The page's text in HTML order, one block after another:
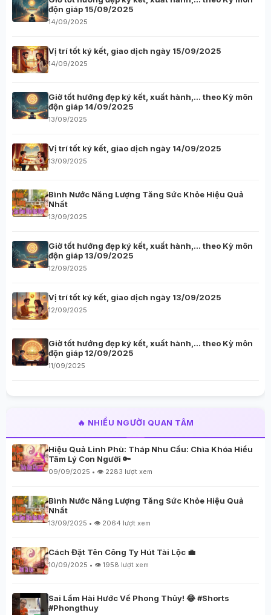
độn giáp 15/09/2025
14/09/2025
Vị trí tốt ký kết, giao dịch ngày 15/09/2025
14/09/2025
Giờ tốt hướng đẹp ký kết, xuất hành,… theo Kỳ môn
độn giáp 14/09/2025
13/09/2025
Vị trí tốt ký kết, giao dịch ngày 14/09/2025
13/09/2025
Bình Nước Năng Lượng Tăng Sức Khỏe Hiệu Quả
Nhất
13/09/2025
Giờ tốt hướng đẹp ký kết, xuất hành,… theo Kỳ môn
độn giáp 13/09/2025
12/09/2025
Vị trí tốt ký kết, giao dịch ngày 13/09/2025
12/09/2025
Giờ tốt hướng đẹp ký kết, xuất hành,… theo Kỳ môn
độn giáp 12/09/2025
11/09/2025
🔥 NHIỀU NGƯỜI QUAN TÂM
Hiệu Quả Linh Phù: Tháp Nhu Cầu: Chìa Khóa Hiểu
Tâm Lý Con Người 🔑
09/09/2025 • 👁️ 2283 lượt xem
Bình Nước Năng Lượng Tăng Sức Khỏe Hiệu Quả
Nhất
13/09/2025 • 👁️ 2064 lượt xem
Cách Đặt Tên Công Ty Hút Tài Lộc 💼
10/09/2025 • 👁️ 1958 lượt xem
Sai Lầm Hài Hước Về Phong Thủy! 😂 #Shorts
#Phongthuy